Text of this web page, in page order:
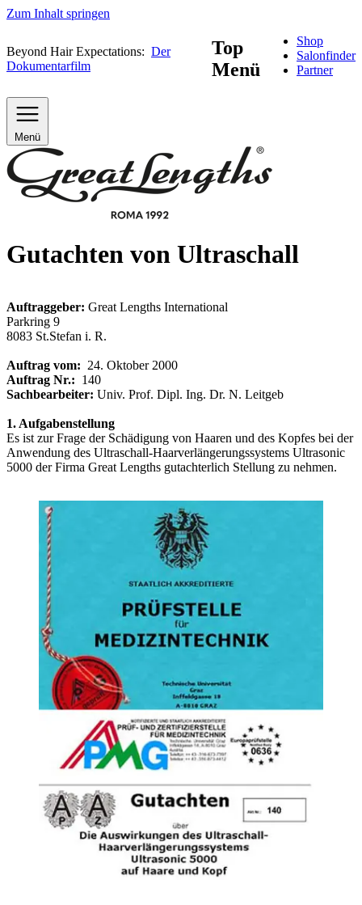
Zum Inhalt springen
Beyond Hair Expectations: Der
Dokumentarfilm
Top
Menü
Shop
Salonfinder
Partner
Menü
Gutachten von Ultraschall
Auftraggeber: Great Lengths International
Parkring 9
8083 St.Stefan i. R.
Auftrag vom: 24. Oktober 2000
Auftrag Nr.: 140
Sachbearbeiter: Univ. Prof. Dipl. Ing. Dr. N. Leitgeb
1. Aufgabenstellung
Es ist zur Frage der Schädigung von Haaren und des Kopfes bei der
Anwendung des Ultraschall-Haarverlängerungssystems Ultrasonic
5000 der Firma Great Lengths gutachterlich Stellung zu nehmen.